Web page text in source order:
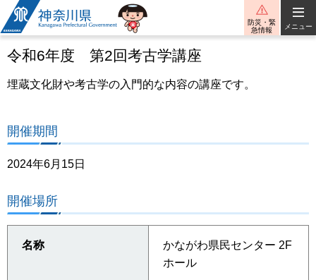
神奈川県
防災・緊
急情報
メニュー
令和6年度 第2回考古学講座
埋蔵文化財や考古学の入門的な内容の講座です。
開催期間
2024年6月15日
開催場所
名称
かながわ県民センター 2F
ホール